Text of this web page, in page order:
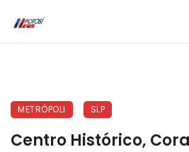
METRÓPOLI SLP
Centro Histórico,